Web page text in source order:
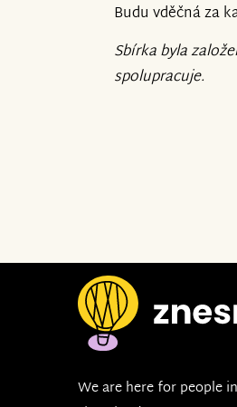
Budu vděčná za
Sbírka byla
spolupracuje.
We are here for people